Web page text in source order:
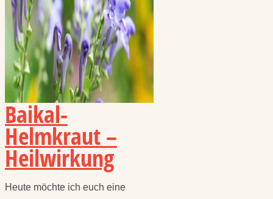
Baikal-
Helmkraut –
Heilwirkung
Heute möchte ich euch eine